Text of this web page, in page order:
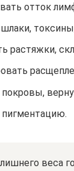
отток
растяжки,
пигментацию.
веса